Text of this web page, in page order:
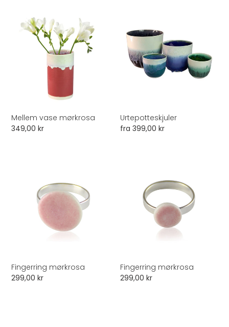
vase
mørkrosa
Mellem vase mørkrosa
Normalpris
349,00 kr
Urtepotteskjuler
Normalpris
fra 399,00 kr
Fingerring mørkrosa
Normalpris
299,00 kr
Fingerring mørkrosa
Normalpris
299,00 kr